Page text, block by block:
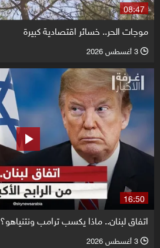
08:47
موجات الحر.. خسائر اقتصادية كبيرة
l 3 أغسطس 2026
16:50
اتفاق لبنان.. ماذا يكسب ترامب ونتنياهو؟
l 3 أغسطس 2026